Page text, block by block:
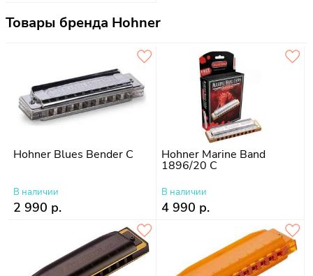
Товары бренда Hohner
Hohner Blues Bender C
В наличии
2 990 р.
Hohner Marine Band
1896/20 C
В наличии
4 990 р.